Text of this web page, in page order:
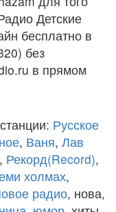
Детские
бесплатно в
без
в прямом
Русское
, Ваня, Лав
, Рекорд(Record),
холмах,
радио, нова,